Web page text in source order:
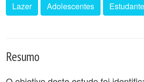
Lazer Adolescentes
Resumo